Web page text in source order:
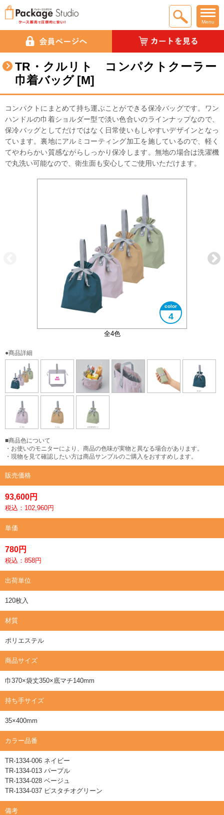
Menu
TR・クルリト コンパクトクーラー
巾着バッグ [M]
コンパクトにまとめて持ち運ぶことができる保冷バッグです。ワン
ハンドルの巾着ショルダー型で淡い色合いのラインナップなので、
保冷バッグとしてだけではなく日常使いもしやすいデザインとなっ
ています。裏地にアルミコーティング加工を施しているので、軽く
てやわらかい質感ながらしっかり保冷します。無地の場合は洗濯機
で丸洗い可能なので、衛生面も安心してご使用いただけます。
全4色
4
A4サイズ対応
使用イメージ
裏地アルミコーティング加工
コンパクトにまとめることができます
●商品詳細
■商品色について
・お使いのモニターにより、商品の色味が実物と異なる場合があります。
・現物を見て確認したい方は商品サンプルのご購入をおすすめします。
販売価格
93,600円
税込：102,960円
単価
780円
税込：858円
出荷単位
120枚入
材質
ポリエステル
商品サイズ
巾370×袋丈350×底マチ140mm
持ち手サイズ
35×400mm
カラー品番
TR-1334-006 ネイビー
TR-1334-013 パープル
TR-1334-028 ベージュ
TR-1334-037 ピスタチオグリーン
備考